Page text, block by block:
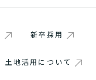
新卒採用
土地活用について